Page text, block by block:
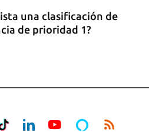
una clasificación de
de prioridad 1?